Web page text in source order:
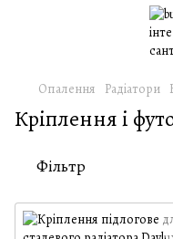
Опалення Радіатори
Кріплення і
Фільтр